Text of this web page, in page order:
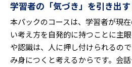
学習者の「気づき」を引き出
本パックのコースは、学習者が現
い考え方を自発的に持つことに主
や認識は、人に押し付けられるの
み身につくと考えるからです。会